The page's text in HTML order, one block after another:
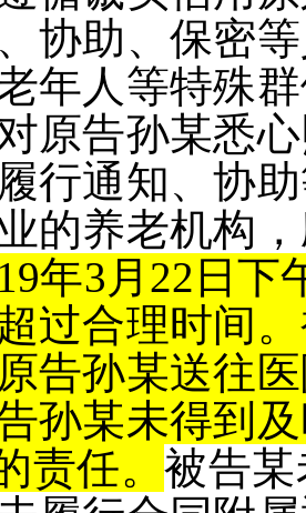
协助、保密
年人等特殊
原告孙某悉
行通知、协
的养老机构
年3 月 22 日下
过合理时间
告孙某送往
孙某未得到
责任。被告